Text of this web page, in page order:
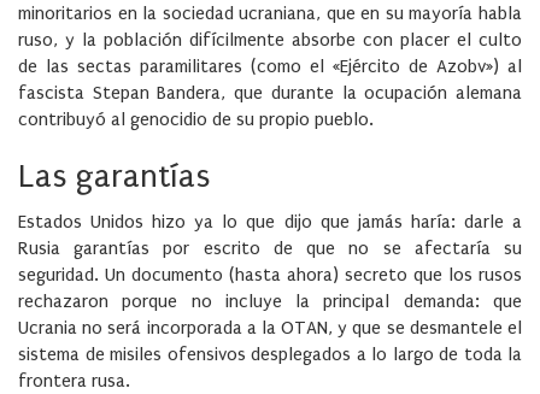
minoritarios en la sociedad ucraniana, que en su mayoría habla
ruso, y la población difícilmente absorbe con placer el culto
de las sectas paramilitares (como el «Ejército de Azobv») al
fascista Stepan Bandera, que durante la ocupación alemana
contribuyó al genocidio de su propio pueblo.
Las garantías
Estados Unidos hizo ya lo que dijo que jamás haría: darle a
Rusia garantías por escrito de que no se afectaría su
seguridad. Un documento (hasta ahora) secreto que los rusos
rechazaron porque no incluye la principal demanda: que
Ucrania no será incorporada a la OTAN, y que se desmantele el
sistema de misiles ofensivos desplegados a lo largo de toda la
frontera rusa.